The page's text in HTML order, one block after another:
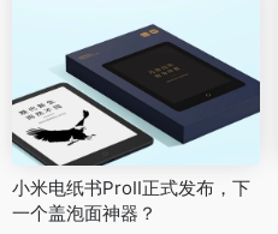
小米电纸书ProⅡ正式发布，下
一个盖泡面神器？